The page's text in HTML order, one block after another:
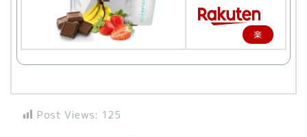
楽
天
購
Post Views: 125